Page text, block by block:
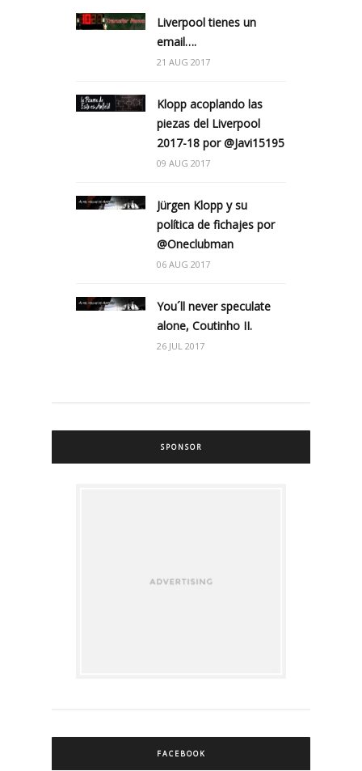
Liverpool tienes un
email….
21 AUG 2017
Klopp acoplando las
piezas del Liverpool
2017-18 por @Javi15195
09 AUG 2017
Jürgen Klopp y su
política de fichajes por
@Oneclubman
06 AUG 2017
You´ll never speculate
alone, Coutinho II.
26 JUL 2017
SPONSOR
FACEBOOK